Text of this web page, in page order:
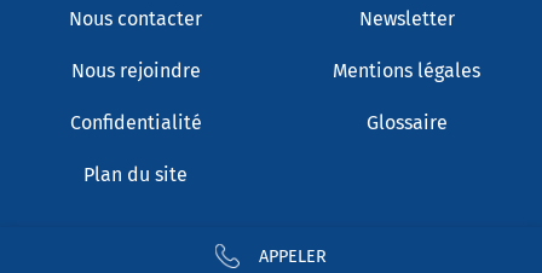
APPELER
Nous contacter Newsletter
Nous rejoindre Mentions légales
Confidentialité Glossaire
Plan du site